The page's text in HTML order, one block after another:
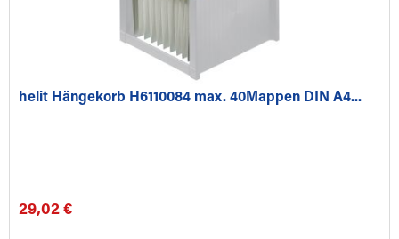
helit Hängekorb H6110084 max. 40Mappen DIN A4...
29,02 €